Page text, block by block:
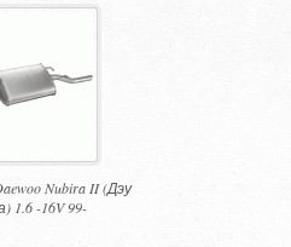
Nubira II (Дэу
1.6 -16V 99-